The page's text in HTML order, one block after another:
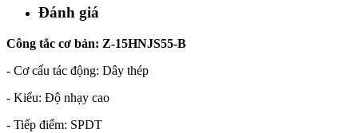
Đánh giá
Công tắc cơ bản: Z-15HNJS55-B
- Cơ cấu tác động: Dây thép
- Kiểu: Độ nhạy cao
- Tiếp điểm: SPDT